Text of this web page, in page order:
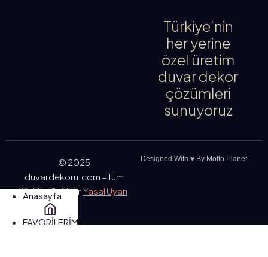
Türkiye’nin
her yerine
özel üretim
duvar dekor
çözümleri
sunuyoruz
© 2025
duvardekoru.com – Tüm
Hakları Saklıdır Yasal Uyarı
Designed With ♥️ By Motto Planet
Anasayfa
FAVORİLERİM